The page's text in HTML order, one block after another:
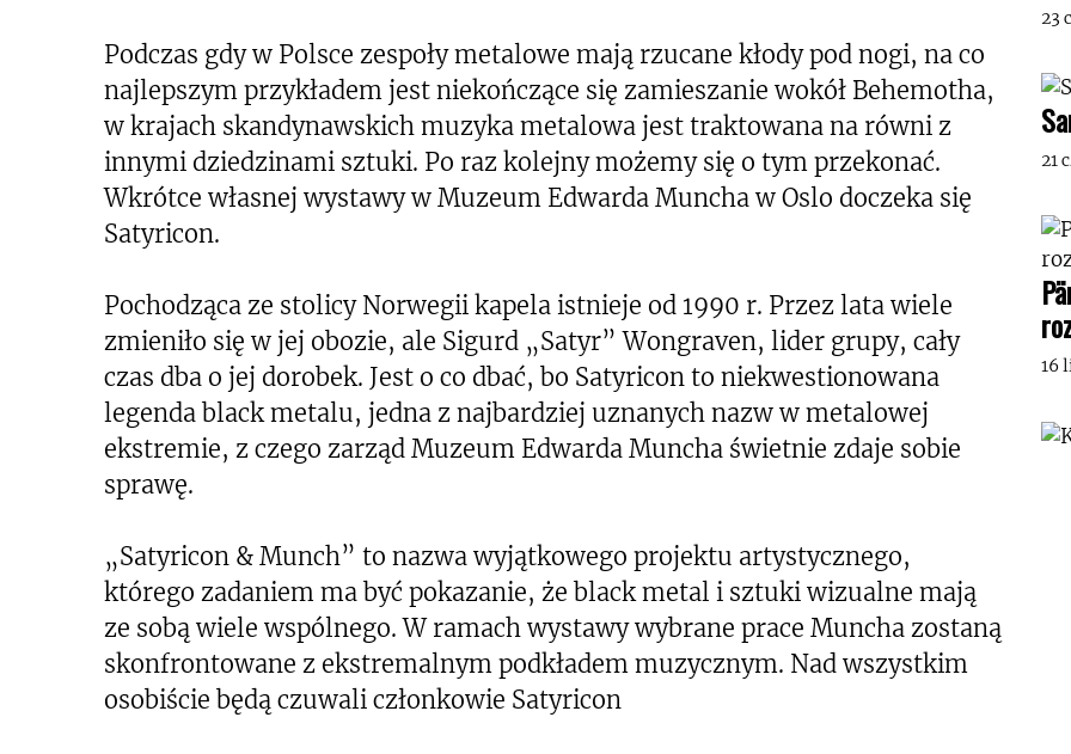
Podczas gdy w Polsce zespoły metalowe mają rzucane kłody pod nogi, na co
najlepszym przykładem jest niekończące się zamieszanie wokół Behemotha,
w krajach skandynawskich muzyka metalowa jest traktowana na równi z
innymi dziedzinami sztuki. Po raz kolejny możemy się o tym przekonać.
Wkrótce własnej wystawy w Muzeum Edwarda Muncha w Oslo doczeka się
Satyricon.
Pochodząca ze stolicy Norwegii kapela istnieje od 1990 r. Przez lata wiele
zmieniło się w jej obozie, ale Sigurd „Satyr” Wongraven, lider grupy, cały
czas dba o jej dorobek. Jest o co dbać, bo Satyricon to niekwestionowana
legenda black metalu, jedna z najbardziej uznanych nazw w metalowej
ekstremie, z czego zarząd Muzeum Edwarda Muncha świetnie zdaje sobie
sprawę.
„Satyricon & Munch” to nazwa wyjątkowego projektu artystycznego,
którego zadaniem ma być pokazanie, że black metal i sztuki wizualne mają
ze sobą wiele wspólnego. W ramach wystawy wybrane prace Muncha zostaną
skonfrontowane z ekstremalnym podkładem muzycznym. Nad wszystkim
osobiście będą czuwali członkowie Satyricon
23
21
16